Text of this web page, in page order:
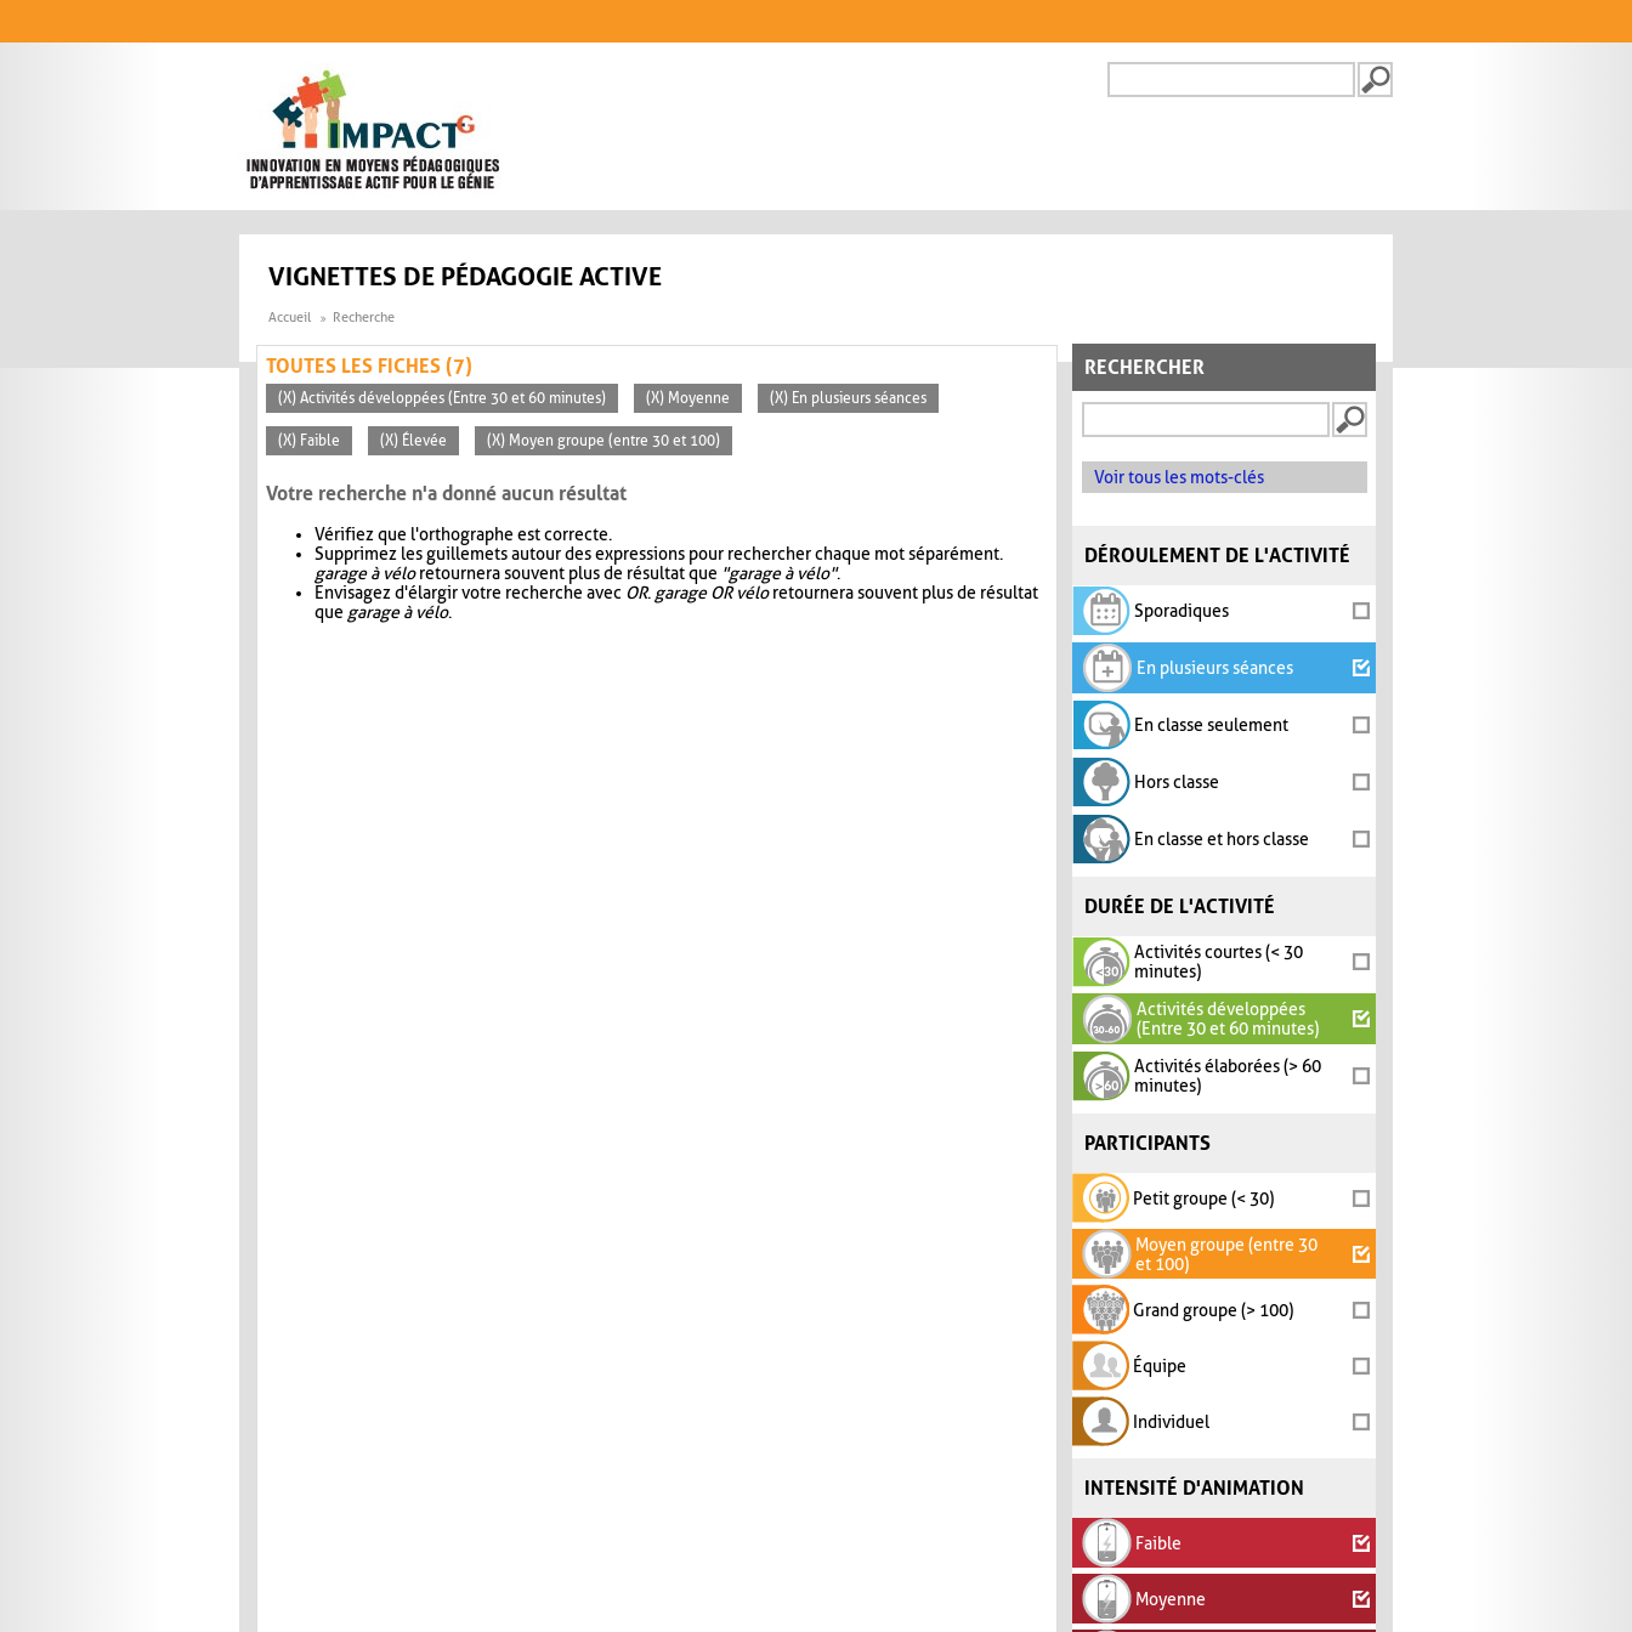
FORMULAIRE DE
VIGNETTES DE PÉDAGOGIE ACTIVE
Accueil Recherche
RECHERCHER
Voir tous les mots-clés
DÉROULEMENT DE L'ACTIVITÉ
Sporadiques
En plusieurs séances
En classe seulement
Hors classe
En classe et hors classe
DURÉE DE L'ACTIVITÉ
Activités courtes (< 30
minutes)
Activités développées
(Entre 30 et 60 minutes)
Activités élaborées (> 60
minutes)
PARTICIPANTS
Petit groupe (< 30)
Moyen groupe (entre 30
et 100)
Grand groupe (> 100)
Équipe
Individuel
INTENSITÉ D'ANIMATION
Faible
Moyenne
TOUTES LES FICHES (7)
(X) Activités développées (Entre 30 et 60 minutes) (X) Moyenne (X) En plusieurs séances
(X) Faible (X) Élevée (X) Moyen groupe (entre 30 et 100)
Votre recherche n'a donné aucun résultat
Vérifiez que l'orthographe est correcte.
Supprimez les guillemets autour des expressions pour rechercher chaque mot séparément.
garage à véloretournera souvent plus de résultat que "garage à vélo".
Envisagez d'élargir votre recherche avec OR. garage OR véloretournera souvent plus de résultat
que garage à vélo.